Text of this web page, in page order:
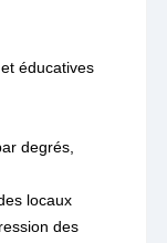
éducatives
degrés,
locaux
des